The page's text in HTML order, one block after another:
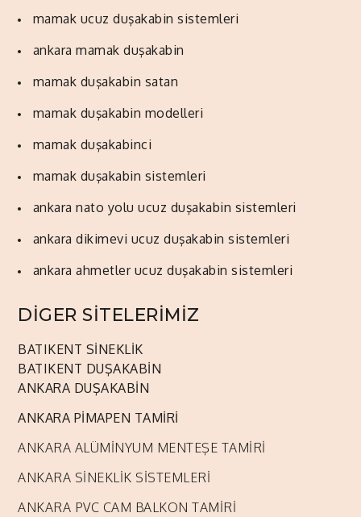
mamak ucuz duşakabin sistemleri
ankara mamak duşakabin
mamak duşakabin satan
mamak duşakabin modelleri
mamak duşakabinci
mamak duşakabin sistemleri
ankara nato yolu ucuz duşakabin sistemleri
ankara dikimevi ucuz duşakabin sistemleri
ankara ahmetler ucuz duşakabin sistemleri
DİGER SİTELERİMİZ
BATIKENT SİNEKLİK
BATIKENT DUŞAKABİN
ANKARA DUŞAKABİN
ANKARA PİMAPEN TAMİRİ
ANKARA ALÜMİNYUM MENTEŞE TAMİRİ
ANKARA SİNEKLİK SİSTEMLERİ
ANKARA PVC CAM BALKON TAMİRİ